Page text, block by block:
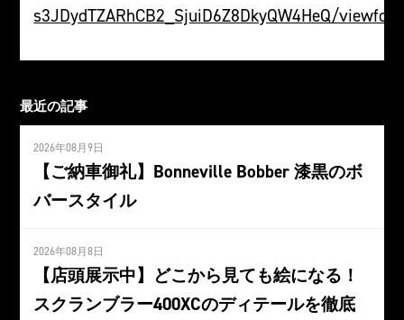
s3JDydTZARhCB2_SjuiD6Z8DkyQW4HeQ/
最近の記事
2026年08月9日
【ご納車御礼】Bonneville Bobber 漆黒のボ
バースタイル
2026年08月8日
【店頭展示中】どこから見ても絵になる！
スクランブラー400XCのディテールを徹底